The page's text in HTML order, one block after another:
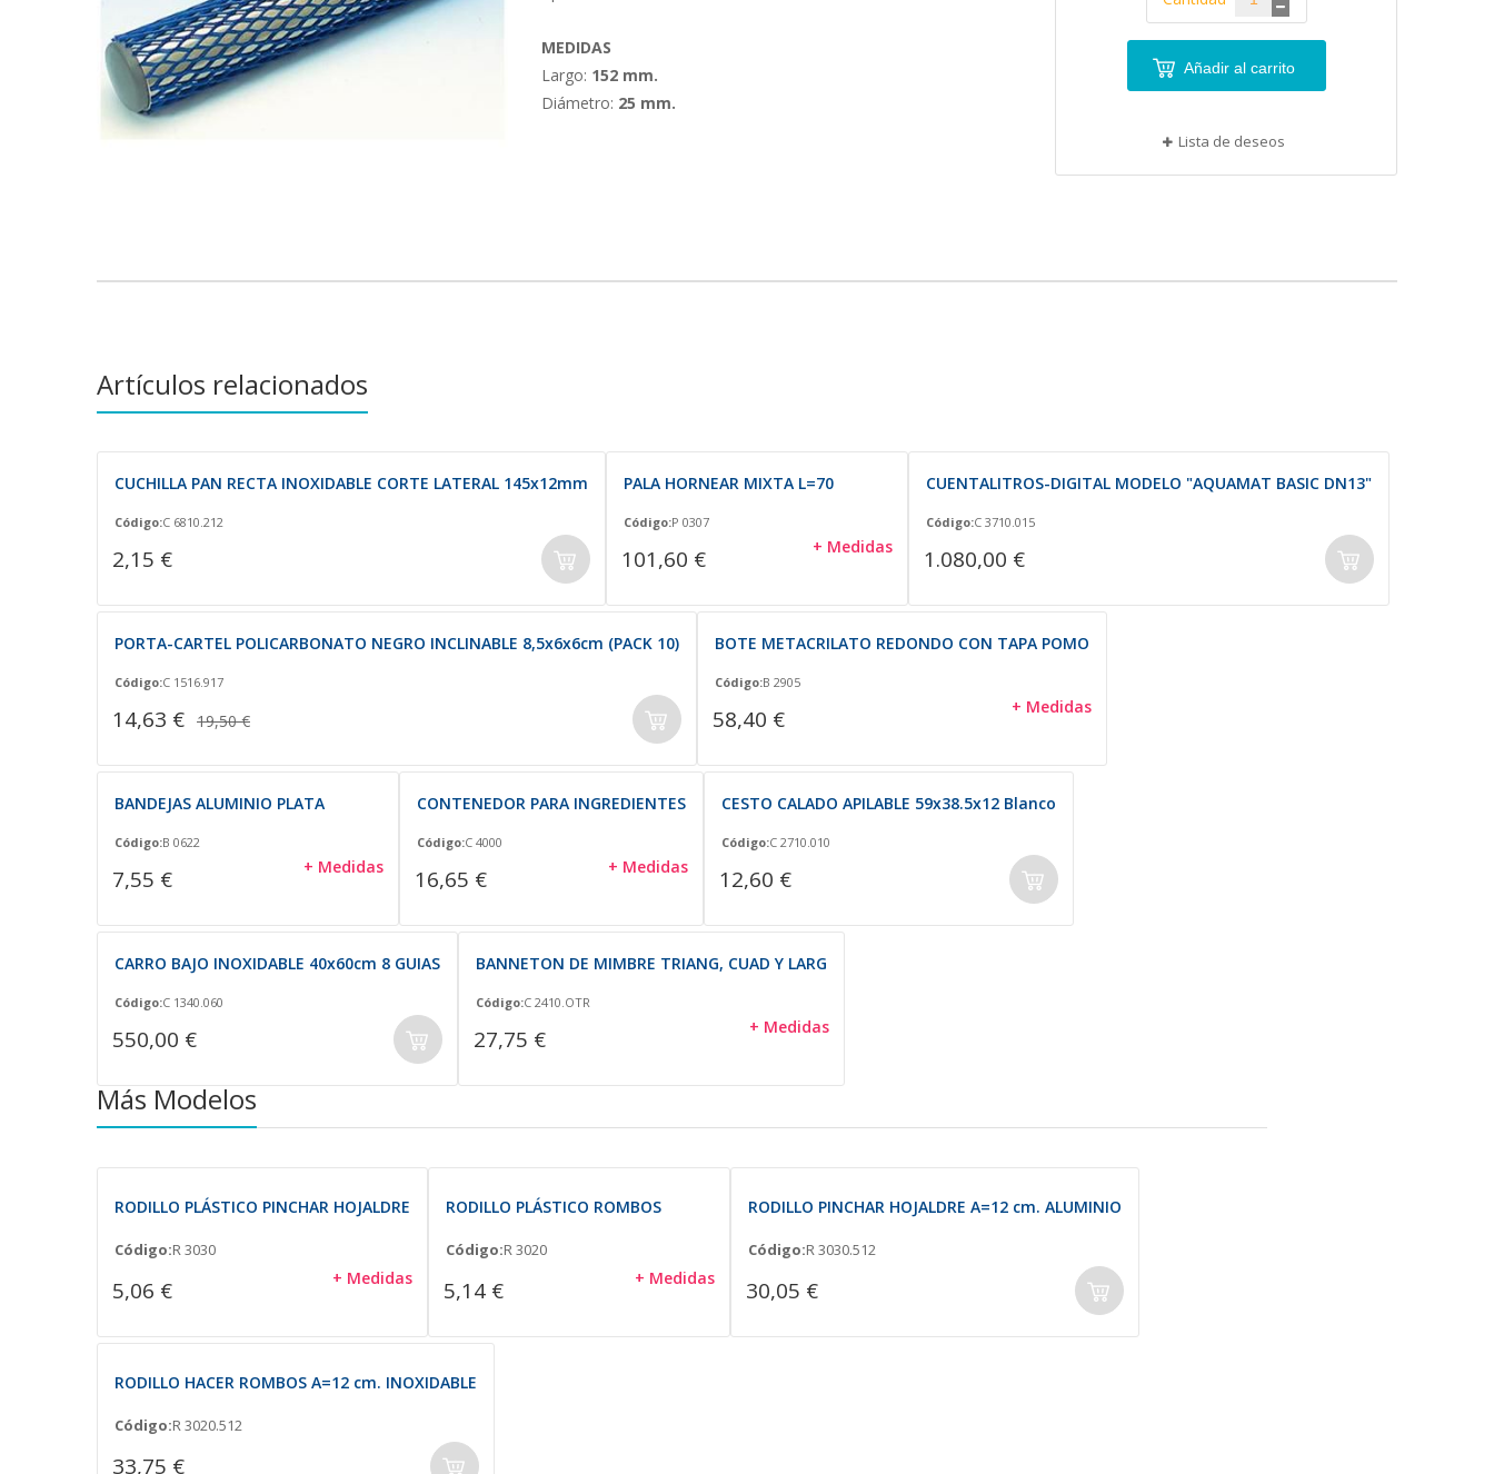
de
Añadir al carrito
Lista de deseos
MEDIDAS
Largo: 152 mm.
Diámetro: 25 mm.
Artículos relacionados
CUCHILLA PAN RECTA INOXIDABLE CORTE LATERAL 145x12mm
Código:C 6810.212
2,15 €
PALA HORNEAR MIXTA L=70
Código:P 0307
101,60 € + Medidas
CUENTALITROS-DIGITAL MODELO "AQUAMAT BASIC DN13"
Código:C 3710.015
1.080,00 €
PORTA-CARTEL POLICARBONATO NEGRO INCLINABLE 8,5x6x6cm (PACK 10)
Código:C 1516.917
14,63 € 19,50 €
BOTE METACRILATO REDONDO CON TAPA POMO
Código:B 2905
58,40 € + Medidas
BANDEJAS ALUMINIO PLATA
Código:B 0622
7,55 € + Medidas
CONTENEDOR PARA INGREDIENTES
Código:C 4000
16,65 € + Medidas
CESTO CALADO APILABLE 59x38.5x12 Blanco
Código:C 2710.010
12,60 €
CARRO BAJO INOXIDABLE 40x60cm 8 GUIAS
Código:C 1340.060
550,00 €
BANNETON DE MIMBRE TRIANG, CUAD Y LARG
Código:C 2410.OTR
27,75 € + Medidas
Más Modelos
RODILLO PLÁSTICO PINCHAR HOJALDRE
Código:R 3030
5,06 € + Medidas
RODILLO PLÁSTICO ROMBOS
Código:R 3020
5,14 € + Medidas
RODILLO PINCHAR HOJALDRE A=12 cm. ALUMINIO
Código:R 3030.512
30,05 €
RODILLO HACER ROMBOS A=12 cm. INOXIDABLE
Código:R 3020.512
33,75 €